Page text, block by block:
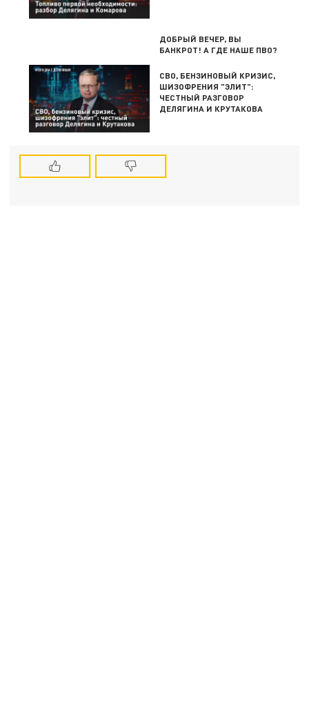
ДОБРЫЙ ВЕЧЕР, ВЫ
БАНКРОТ! А ГДЕ НАШЕ ПВО?
СВО, БЕНЗИНОВЫЙ КРИЗИС,
ШИЗОФРЕНИЯ "ЭЛИТ":
ЧЕСТНЫЙ РАЗГОВОР
ДЕЛЯГИНА И КРУТАКОВА